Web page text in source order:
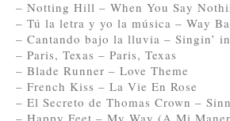
– Notting Hill – When You Say
– Tú la letra y yo la música – Way
– Cantando bajo la lluvia – Singin’
– Paris, Texas – Paris, Texas
– Blade Runner – Love Theme
– French Kiss – La Vie En Rose
– El Secreto de Thomas Crown –
– Happy Feet – My Way (A Mi